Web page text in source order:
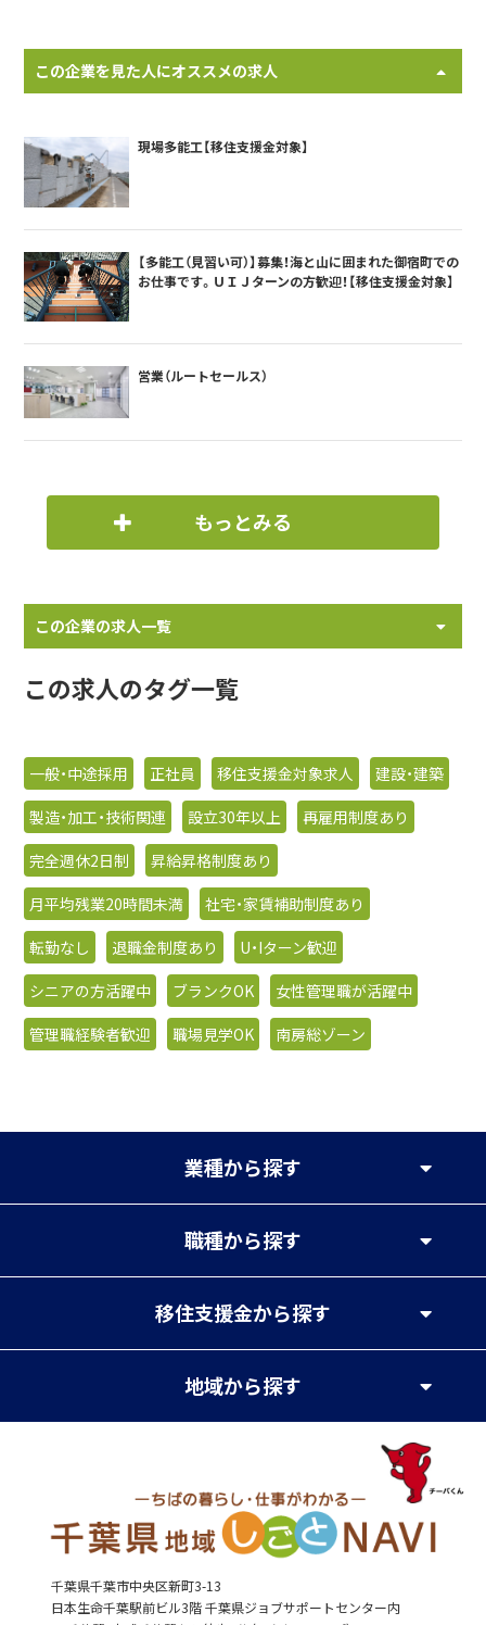
この企業を見た人にオススメの求人
現場多能工【移住支援金対象】
【多能工（見習い可）】募集！海と山に囲まれた御宿町での
お仕事です。ＵＩＪターンの方歓迎！【移住支援金対象】
営業（ルートセールス）
もっとみる
この企業の求人一覧
この求人のタグ一覧
一般・中途採用 正社員 移住支援金対象求人
建設・建築
製造・加工・技術関連
設立30年以上
再雇用制度あり
完全週休2日制
昇給昇格制度あり
月平均残業20時間未満
社宅・家賃補助制度あり
転勤なし
退職金制度あり
U・Iターン歓迎
シニアの方活躍中
ブランクOK
女性管理職が活躍中
管理職経験者歓迎
職場見学OK 南房総ゾーン
業種から探す
職種から探す
移住支援金から探す
地域から探す
千葉県千葉市中央区新町3-13
日本生命千葉駅前ビル3階 千葉県ジョブサポートセンター内